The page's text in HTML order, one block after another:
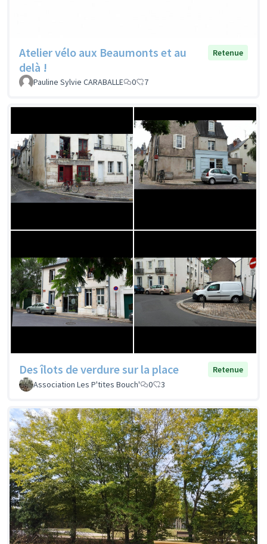
Atelier vélo aux Beaumonts et au
delà !
Retenue
Pauline Sylvie CARABALLE 0 7
Des îlots de verdure sur la place
Retenue
Association Les P'tites Bouch'
0 3